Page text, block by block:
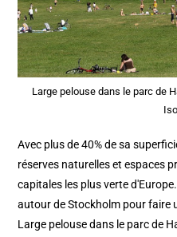
Large pelouse dans le parc de
Avec plus de 40% de sa
réserves naturelles et espaces
capitales les plus verte
autour de Stockholm pour faire
Large pelouse dans le parc de